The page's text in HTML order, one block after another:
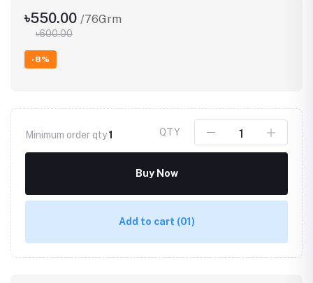
৳550.00 /76Grm
৳600.00
-8%
Minimum order qty1 QTY
Buy Now
Add to cart (01)